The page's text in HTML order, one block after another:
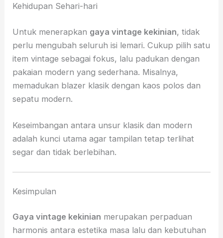
Kehidupan Sehari-hari
Untuk menerapkan gaya vintage kekinian, tidak
perlu mengubah seluruh isi lemari. Cukup pilih satu
item vintage sebagai fokus, lalu padukan dengan
pakaian modern yang sederhana. Misalnya,
memadukan blazer klasik dengan kaos polos dan
sepatu modern.
Keseimbangan antara unsur klasik dan modern
adalah kunci utama agar tampilan tetap terlihat
segar dan tidak berlebihan.
Kesimpulan
Gaya vintage kekinian merupakan perpaduan
harmonis antara estetika masa lalu dan kebutuhan